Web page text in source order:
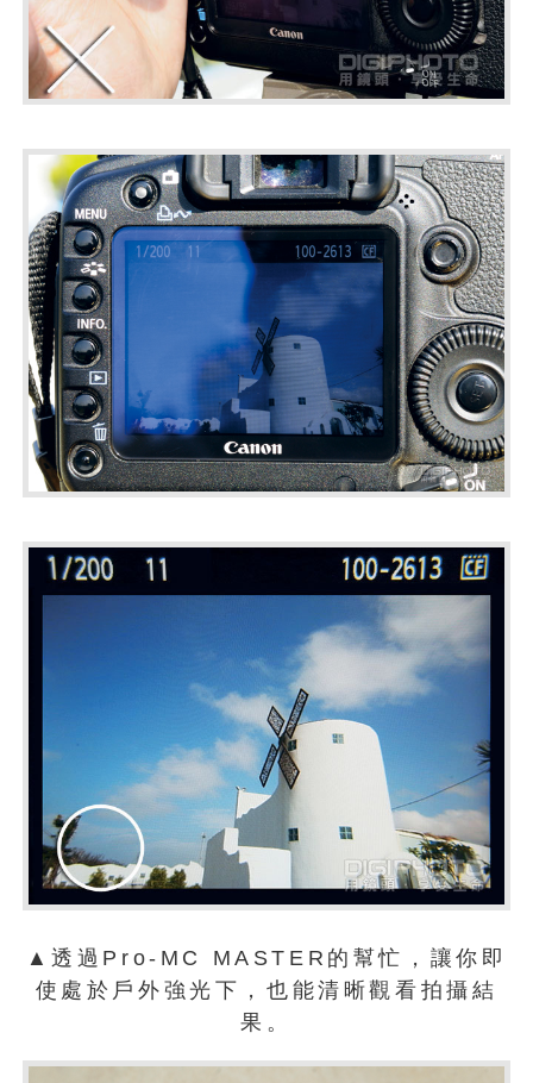
▲透過Pro-MC MASTER的幫忙，讓你即
使處於戶外強光下，也能清晰觀看拍攝結
果。